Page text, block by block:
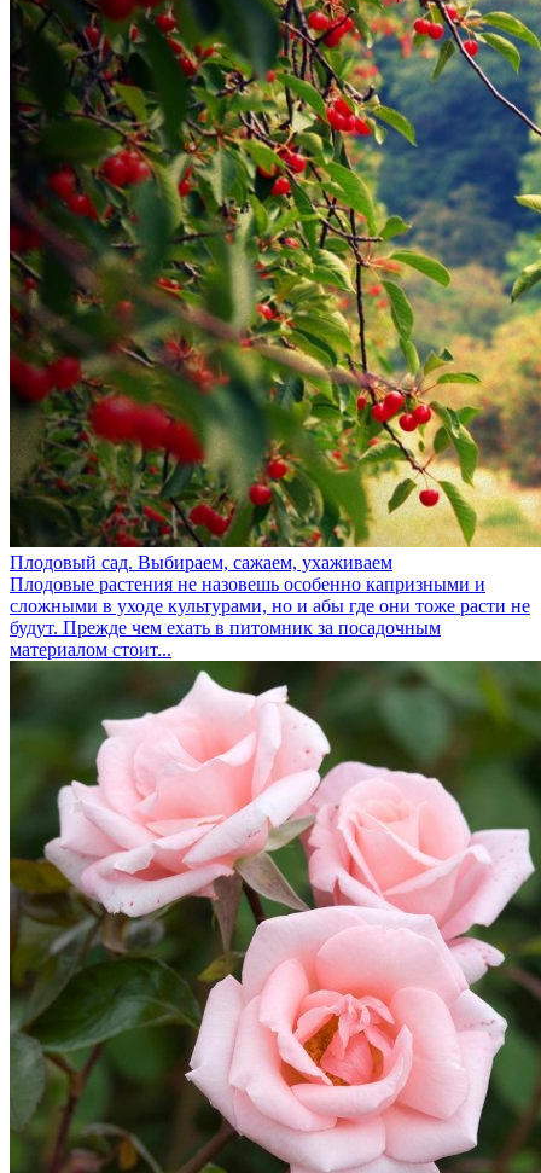
Плодовый сад. Выбираем, сажаем, ухаживаем
Плодовые растения не назовешь особенно капризными и
сложными в уходе культурами, но и абы где они тоже расти не
будут. Прежде чем ехать в питомник за посадочным
материалом стоит...